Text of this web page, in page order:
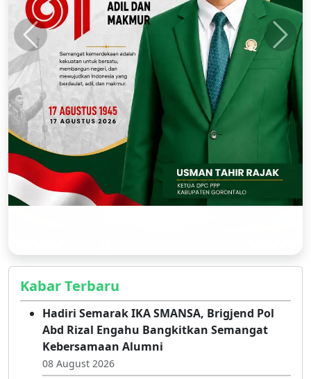
Kabar Terbaru
Hadiri Semarak IKA SMANSA, Brigjend Pol
Abd Rizal Engahu Bangkitkan Semangat
Kebersamaan Alumni
08 August 2026